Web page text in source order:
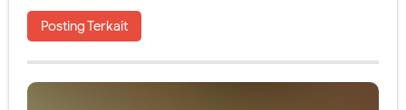
Posting Terkait